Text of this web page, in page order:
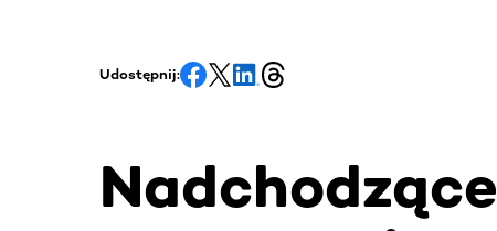
Udostępnij:
Nadchodzące